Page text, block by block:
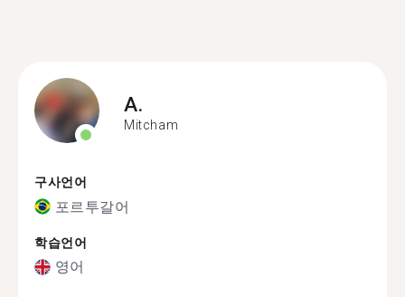
A.
Mitcham
구사언어
포르투갈어
학습언어
영어